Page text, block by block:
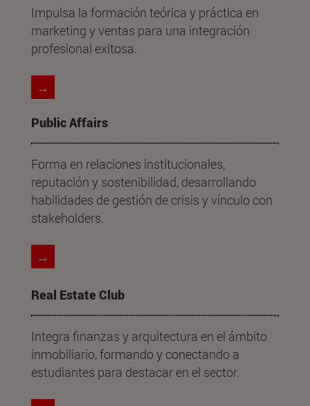
Impulsa la formación teórica y práctica en
marketing y ventas para una integración
profesional exitosa.
→
Public Affairs
Forma en relaciones institucionales,
reputación y sostenibilidad, desarrollando
habilidades de gestión de crisis y vínculo con
stakeholders.
→
Real Estate Club
Integra finanzas y arquitectura en el ámbito
inmobiliario, formando y conectando a
estudiantes para destacar en el sector.